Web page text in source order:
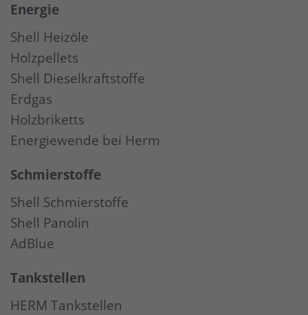
Energie
Shell Heizöle
Holzpellets
Shell Dieselkraftstoffe
Erdgas
Holzbriketts
Energiewende bei Herm
Schmierstoffe
Shell Schmierstoffe
Shell Panolin
AdBlue
Tankstellen
HERM Tankstellen